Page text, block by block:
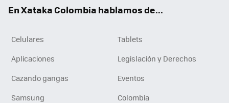
En Xataka Colombia hablamos de...
Celulares
Tablets
Aplicaciones
Legislación y Derechos
Cazando gangas
Eventos
Samsung
Colombia